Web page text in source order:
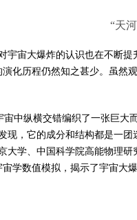
“天
宇宙大爆炸的认识也在不断
化历程仍然知之甚少。虽
宙中纵横交错编织了一张巨
现，它的成分和结构都是一
大学、中国科学院高能物理
学数值模拟，揭示了宇宙大